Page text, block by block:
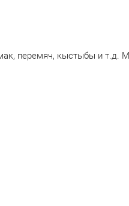
перемяч, кыстыбы и т.д.